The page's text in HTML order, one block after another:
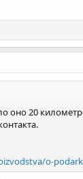
оно 20
o-